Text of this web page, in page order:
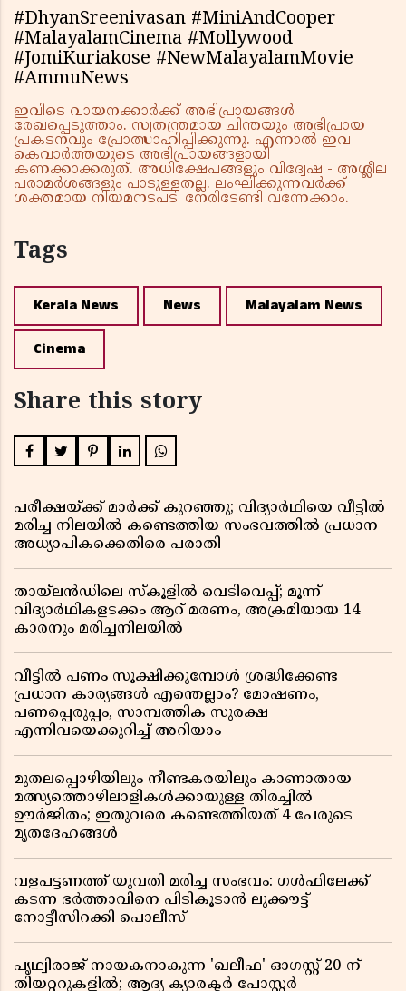
#DhyanSreenivasan #MiniAndCooper
#MalayalamCinema #Mollywood
#JomiKuriakose #NewMalayalamMovie
#AmmuNews
ഇവിടെ വായനക്കാർക്ക് അഭിപ്രായങ്ങൾ
രേഖപ്പെടുത്താം. സ്വതന്ത്രമായ ചിന്തയും അഭിപ്രായ
പ്രകടനവും പ്രോത്സാഹിപ്പിക്കുന്നു. എന്നാൽ ഇവ
കെവാർത്തയുടെ അഭിപ്രായങ്ങളായി
കണക്കാക്കരുത്. അധിക്ഷേപങ്ങളും വിദ്വേഷ - അശ്ലീല
പരാമർശങ്ങളും പാടുള്ളതല്ല. ലംഘിക്കുന്നവർക്ക്
ശക്തമായ നിയമനടപടി നേരിടേണ്ടി വന്നേക്കാം.
Tags
Kerala News News Malayalam News
Cinema
Share this story
പരീക്ഷയ്ക്ക് മാർക്ക് കുറഞ്ഞു; വിദ്യാർഥിയെ വീട്ടിൽ
മരിച്ച നിലയിൽ കണ്ടെത്തിയ സംഭവത്തിൽ പ്രധാന
അധ്യാപികക്കെതിരെ പരാതി
തായ്‌ലൻഡിലെ സ്‌കൂളിൽ വെടിവെപ്പ്; മൂന്ന്
വിദ്യാർഥികളടക്കം ആറ് മരണം, അക്രമിയായ 14
കാരനും മരിച്ചനിലയിൽ
വീട്ടിൽ പണം സൂക്ഷിക്കുമ്പോൾ ശ്രദ്ധിക്കേണ്ട
പ്രധാന കാര്യങ്ങൾ എന്തെല്ലാം? മോഷണം,
പണപ്പെരുപ്പം, സാമ്പത്തിക സുരക്ഷ
എന്നിവയെക്കുറിച്ച് അറിയാം
മുതലപ്പൊഴിയിലും നീണ്ടകരയിലും കാണാതായ
മത്സ്യത്തൊഴിലാളികൾക്കായുള്ള തിരച്ചിൽ
ഊർജിതം; ഇതുവരെ കണ്ടെത്തിയത് 4 പേരുടെ
മൃതദേഹങ്ങൾ
വളപട്ടണത്ത് യുവതി മരിച്ച സംഭവം: ഗൾഫിലേക്ക്
കടന്ന ഭർത്താവിനെ പിടികൂടാൻ ലുക്കൗട്ട്
നോട്ടീസിറക്കി പൊലീസ്
പൃഥ്വിരാജ് നായകനാകുന്ന 'ഖലീഫ' ഓഗസ്റ്റ് 20-ന്
തിയറ്ററുകളിൽ; ആദ്യ ക്യാരക്ടർ പോസ്റ്റർ